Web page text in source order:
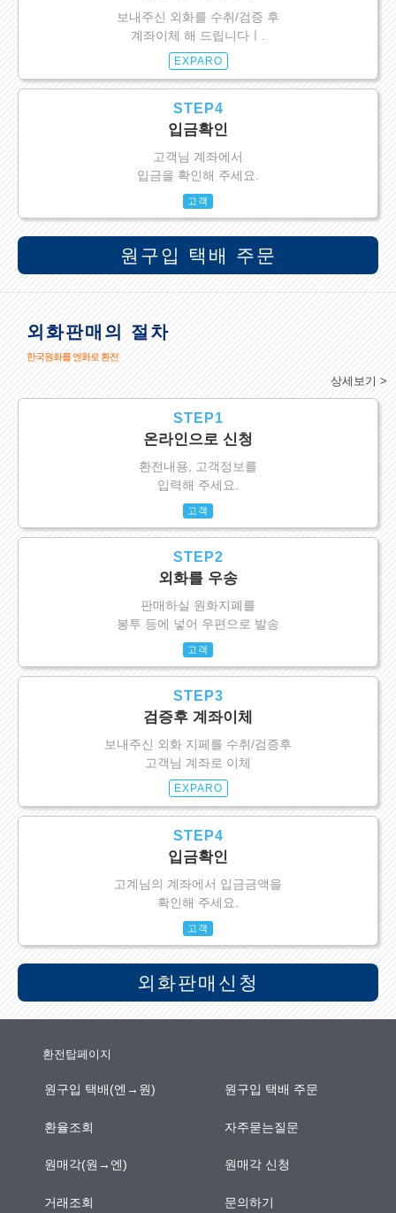
보내주신 외화를 수취/검증 후
계좌이체 해 드립니다ㅣ.
EXPARO
STEP4
입금확인
고객님 계좌에서
입금을 확인해 주세요.
고객
원구입 택배 주문
외화판매의 절차
한국원화를 엔화로 환전
상세보기 >
STEP1
온라인으로 신청
환전내용, 고객정보를
입력해 주세요.
고객
STEP2
외화를 우송
판매하실 원화지폐를
봉투 등에 넣어 우편으로 발송
고객
STEP3
검증후 계좌이체
보내주신 외화 지페를 수취/검증후
고객님 계좌로 이체
EXPARO
STEP4
입금확인
고계님의 계좌에서 입금금액을
확인해 주세요.
고객
외화판매신청
환전탑페이지
원구입 택배(엔→원) 원구입 택배 주문
환율조회 자주묻는질문
원매각(원→엔) 원매각 신청
거래조회 문의하기